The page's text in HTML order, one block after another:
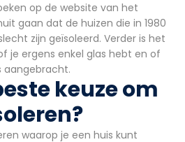
op de website van het
gaan dat de huizen die in 1980
zijn geïsoleerd. Verder is het
je ergens enkel glas hebt en of
aangebracht.
keuze om
waarop je een huis kunt